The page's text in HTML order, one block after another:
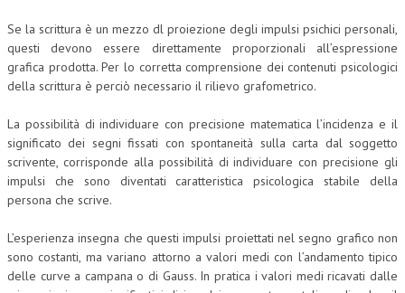
Se la scrittura è un mezzo dl proiezione degli impulsi psichici personali,
questi devono essere direttamente proporzionali all’espressione
grafica prodotta. Per lo corretta comprensione dei contenuti psicologici
della scrittura è perciò necessario il rilievo grafometrico.
La possibilità di individuare con precisione matematica l’incidenza e il
significato dei segni fissati con spontaneità sulla carta dal soggetto
scrivente, corrisponde alla possibilità di individuare con precisione gli
impulsi che sono diventati caratteristica psicologica stabile della
persona che scrive.
L’esperienza insegna che questi impulsi proiettati nel segno grafico non
sono costanti, ma variano attorno a valori medi con l’andamento tipico
delle curve a campana o di Gauss. In pratica i valori medi ricavati dalle